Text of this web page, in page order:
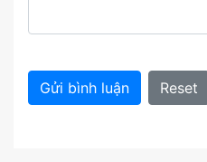
Gửi bình luận Reset